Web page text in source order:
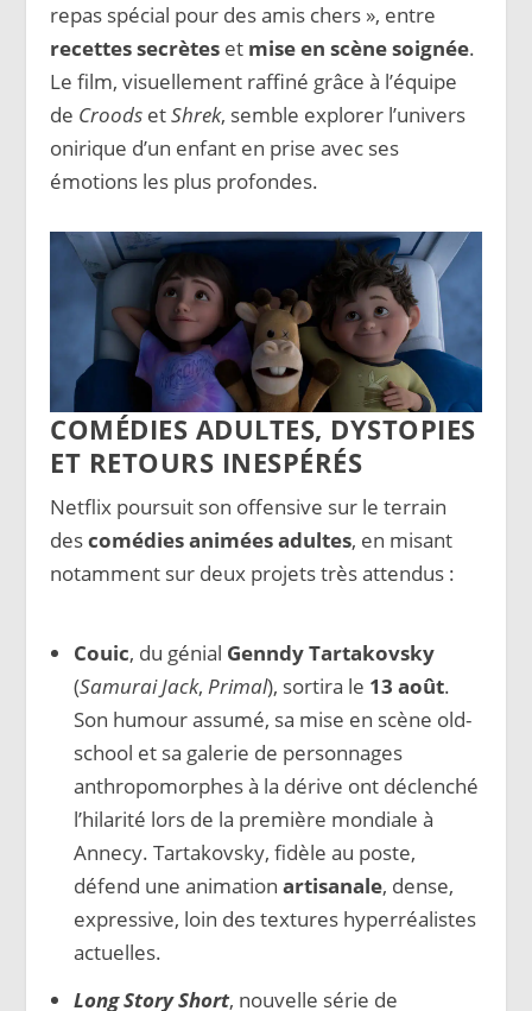
repas spécial pour des amis chers », entre
recettes secrètes et mise en scène soignée.
Le film, visuellement raffiné grâce à l’équipe
de Croods etShrek, semble explorer l’univers
onirique d’un enfant en prise avec ses
émotions les plus profondes.
COMÉDIES ADULTES, DYSTOPIES
ET RETOURS INESPÉRÉS
Netflix poursuit son offensive sur le terrain
descomédies animées adultes, en misant
notamment sur deux projets très attendus :
Couic, du génial Genndy Tartakovsky
(Samurai Jack, Primal), sortira le 13 août.
Son humour assumé, sa mise en scène old-
school et sa galerie de personnages
anthropomorphes à la dérive ont déclenché
l’hilarité lors de la première mondiale à
Annecy. Tartakovsky, fidèle au poste,
défend une animation artisanale, dense,
expressive, loin des textures hyperréalistes
actuelles.
Long Story Short, nouvelle série de